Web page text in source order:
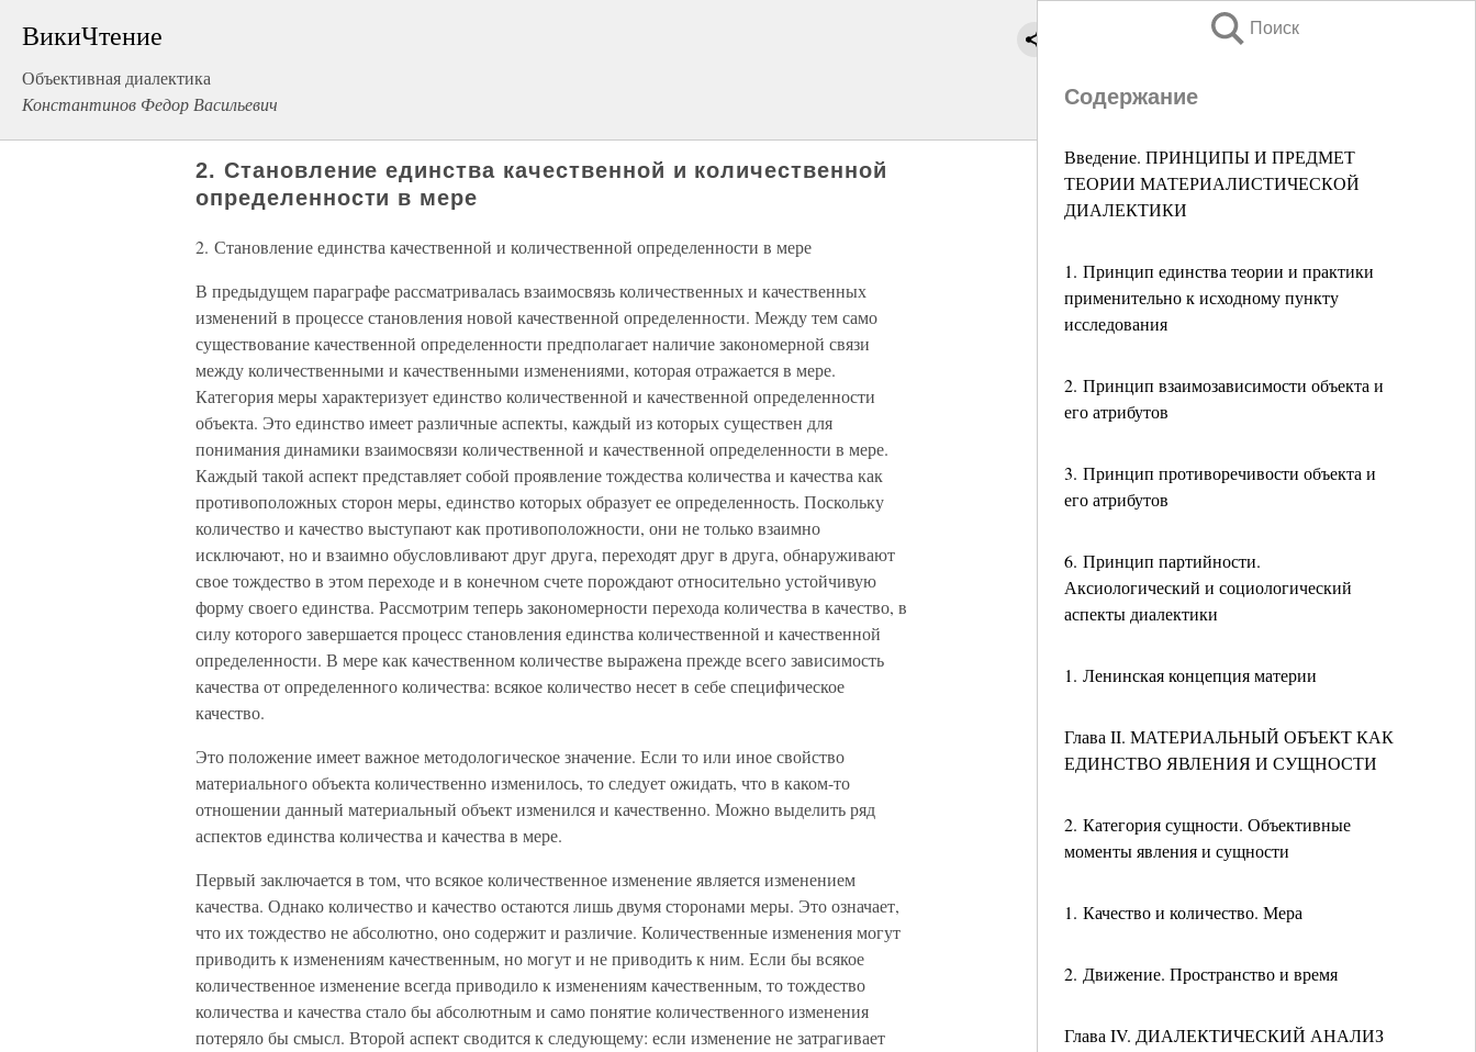
ВикиЧтение
Объективная диалектика
Константинов Федор Васильевич
Поиск
Содержание
Введение. ПРИНЦИПЫ И ПРЕДМЕТ
ТЕОРИИ МАТЕРИАЛИСТИЧЕСКОЙ
ДИАЛЕКТИКИ
1. Принцип единства теории и практики
применительно к исходному пункту
исследования
2. Принцип взаимозависимости объекта и
его атрибутов
3. Принцип противоречивости объекта и
его атрибутов
6. Принцип партийности.
Аксиологический и социологический
аспекты диалектики
1. Ленинская концепция материи
Глава II. МАТЕРИАЛЬНЫЙ ОБЪЕКТ КАК
ЕДИНСТВО ЯВЛЕНИЯ И СУЩНОСТИ
2. Категория сущности. Объективные
моменты явления и сущности
1. Качество и количество. Мера
2. Движение. Пространство и время
Глава IV. ДИАЛЕКТИЧЕСКИЙ АНАЛИЗ
2. Становление единства качественной и количественной
определенности в мере
2. Становление единства качественной и количественной определенности в мере
В предыдущем параграфе рассматривалась взаимосвязь количественных и качественных
изменений в процессе становления новой качественной определенности. Между тем само
существование качественной определенности предполагает наличие закономерной связи
между количественными и качественными изменениями, которая отражается в мере.
Категория меры характеризует единство количественной и качественной определенности
объекта. Это единство имеет различные аспекты, каждый из которых существен для
понимания динамики взаимосвязи количественной и качественной определенности в мере.
Каждый такой аспект представляет собой проявление тождества количества и качества как
противоположных сторон меры, единство которых образует ее определенность. Поскольку
количество и качество выступают как противоположности, они не только взаимно
исключают, но и взаимно обусловливают друг друга, переходят друг в друга, обнаруживают
свое тождество в этом переходе и в конечном счете порождают относительно устойчивую
форму своего единства. Рассмотрим теперь закономерности перехода количества в качество, в
силу которого завершается процесс становления единства количественной и качественной
определенности. В мере как качественном количестве выражена прежде всего зависимость
качества от определенного количества: всякое количество несет в себе специфическое
качество.
Это положение имеет важное методологическое значение. Если то или иное свойство
материального объекта количественно изменилось, то следует ожидать, что в каком-то
отношении данный материальный объект изменился и качественно. Можно выделить ряд
аспектов единства количества и качества в мере.
Первый заключается в том, что всякое количественное изменение является изменением
качества. Однако количество и качество остаются лишь двумя сторонами меры. Это означает,
что их тождество не абсолютно, оно содержит и различие. Количественные изменения могут
приводить к изменениям качественным, но могут и не приводить к ним. Если бы всякое
количественное изменение всегда приводило к изменениям качественным, то тождество
количества и качества стало бы абсолютным и само понятие количественного изменения
потеряло бы смысл. Второй аспект сводится к следующему: если изменение не затрагивает